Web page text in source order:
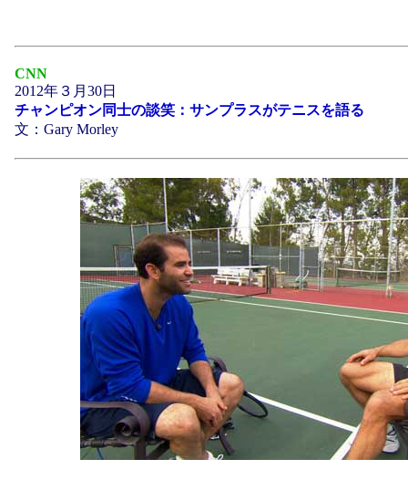
CNN
2012年３月30日
チャンピオン同士の談笑：サンプラスがテニスを語る
文：Gary Morley